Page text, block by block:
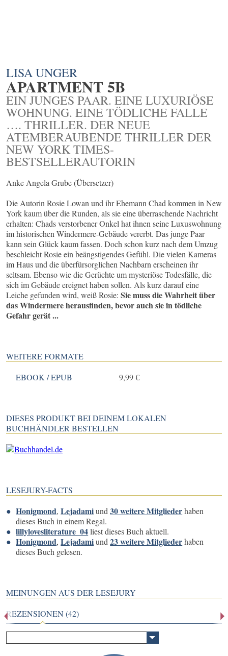
LISA UNGER
APARTMENT 5B
EIN JUNGES PAAR. EINE LUXURIÖSE
WOHNUNG. EINE TÖDLICHE FALLE
…. THRILLER. DER NEUE
ATEMBERAUBENDE THRILLER DER
NEW YORK TIMES-
BESTSELLERAUTORIN
Anke Angela Grube (Übersetzer)
Die Autorin Rosie Lowan und ihr Ehemann Chad kommen in New
York kaum über die Runden, als sie eine überraschende Nachricht
erhalten: Chads verstorbener Onkel hat ihnen seine Luxuswohnung
im historischen Windermere-Gebäude vererbt. Das junge Paar
kann sein Glück kaum fassen. Doch schon kurz nach dem Umzug
beschleicht Rosie ein beängstigendes Gefühl. Die vielen Kameras
im Haus und die überfürsorglichen Nachbarn erscheinen ihr
seltsam. Ebenso wie die Gerüchte um mysteriöse Todesfälle, die
sich im Gebäude ereignet haben sollen. Als kurz darauf eine
Leiche gefunden wird, weiß Rosie: Sie muss die Wahrheit über
das Windermere herausfinden, bevor auch sie in tödliche
Gefahr gerät ...
WEITERE FORMATE
EBOOK / EPUB
9,99 €
DIESES PRODUKT BEI DEINEM LOKALEN
BUCHHÄNDLER BESTELLEN
LESEJURY-FACTS
Honigmond,Lejadamiund30 weitere Mitgliederhaben
dieses Buch in einem Regal.
lillylovesliterature_04liest dieses Buch aktuell.
Honigmond,Lejadamiund23 weitere Mitgliederhaben
dieses Buch gelesen.
MEINUNGEN AUS DER LESEJURY
REZENSIONEN (42)